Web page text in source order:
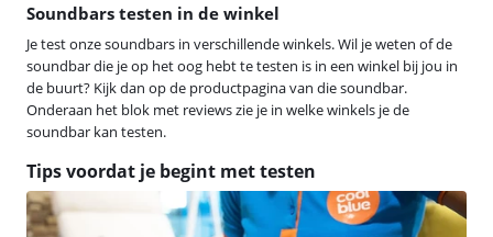
Soundbars testen in de winkel
Je test onze soundbars in verschillende winkels. Wil je weten of de
soundbar die je op het oog hebt te testen is in een winkel bij jou in
de buurt? Kijk dan op de productpagina van die soundbar.
Onderaan het blok met reviews zie je in welke winkels je de
soundbar kan testen.
Tips voordat je begint met testen